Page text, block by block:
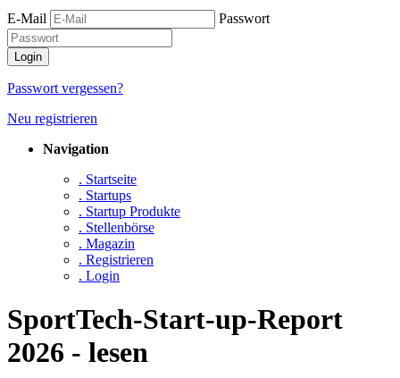
E-Mail Passwort
Passwort vergessen?
Neu registrieren
Navigation
. Startseite
. Startups
. Startup Produkte
. Stellenbörse
. Magazin
. Registrieren
. Login
SportTech-Start-up-Report
2026 - lesen